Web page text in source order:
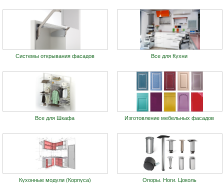
Системы открывания фасадов Все для Кухни
Все для Шкафа Изготовление мебельных фасадов
Кухонные модули (Корпуса) Опоры. Ноги. Цоколь